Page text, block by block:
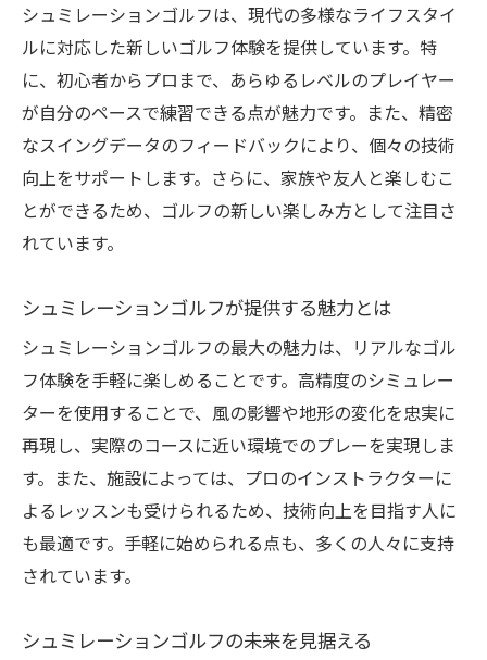
効果的なスイング改善のための解析技術
シュミレーションゴルフでスイング向上を
目指す
精密解析によるスイングの改善ポイント
シュミレーションゴルフで得られるリアルな体
験
リアルさを追求したシュミレーションゴル
仮想世界で実感するゴルフの臨場感
リアルなゴルフ体験を実現する技術
シュミレーションゴルフのリアルな体感と
は
仮想と現実が融合するゴルフ体験
リアルな感触を提供するシュミレーション
技術
天候に左右されないゴルフ練習法
全天候型のゴルフ練習方法とは
シュミレーションゴルフは、現代の多様なライフスタイ
ルに対応した新しいゴルフ体験を提供しています。特
に、初心者からプロまで、あらゆるレベルのプレイヤー
が自分のペースで練習できる点が魅力です。また、精密
なスイングデータのフィードバックにより、個々の技術
向上をサポートします。さらに、家族や友人と楽しむこ
とができるため、ゴルフの新しい楽しみ方として注目さ
れています。
シュミレーションゴルフが提供する魅力とは
シュミレーションゴルフの最大の魅力は、リアルなゴル
フ体験を手軽に楽しめることです。高精度のシミュレー
ターを使用することで、風の影響や地形の変化を忠実に
再現し、実際のコースに近い環境でのプレーを実現しま
す。また、施設によっては、プロのインストラクターに
よるレッスンも受けられるため、技術向上を目指す人に
も最適です。手軽に始められる点も、多くの人々に支持
されています。
シュミレーションゴルフの未来を見据える